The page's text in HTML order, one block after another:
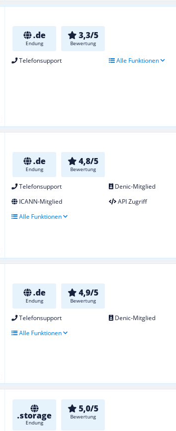
.de
Endung
3,3/5
Bewertung
Telefonsupport Alle Funktionen
.de
Endung
4,8/5
Bewertung
Telefonsupport
Denic-Mitglied
ICANN-Mitglied
API Zugriff
Alle Funktionen
.de
Endung
4,9/5
Bewertung
Telefonsupport
Denic-Mitglied
Alle Funktionen
.storage
Endung
5,0/5
Bewertung